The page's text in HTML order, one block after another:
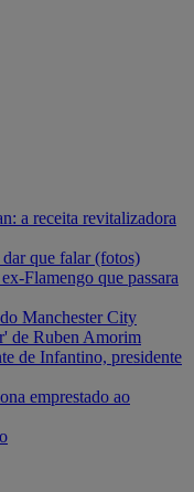
a receita revitalizadora
que falar (fotos)
Flamengo que passara
Manchester City
de Ruben Amorim
de Infantino, presidente
emprestado ao